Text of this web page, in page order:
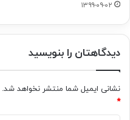
۱۳۹۹-۰۹-۰۲
دیدگاهتان را بنویسید
نشانی ایمیل شما منتشر نخواهد شد.
*